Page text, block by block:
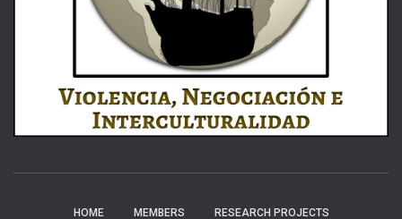
HOME MEMBERS RESEARCH PROJECTS